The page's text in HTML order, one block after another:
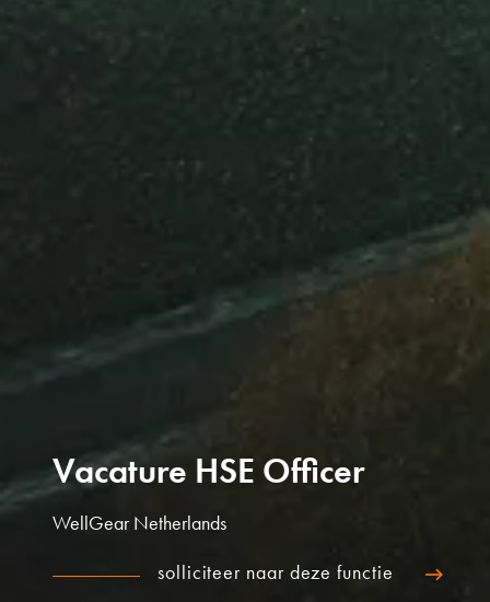
Vacature HSE Officer
WellGear Netherlands
solliciteer naar deze functie